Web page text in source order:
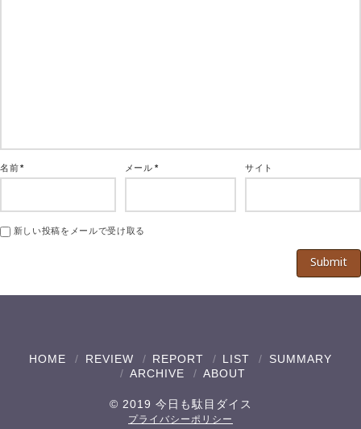
名前* メール* サイト
新しい投稿をメールで受け取る
HOME REVIEW REPORT LIST
SUMMARY
ARCHIVE
ABOUT
© 2019 今日も駄目ダイス
プライバシーポリシー